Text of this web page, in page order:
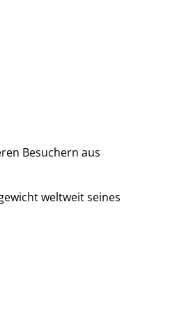
Besuchern aus
weltweit seines